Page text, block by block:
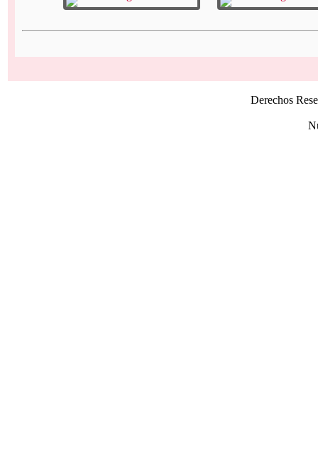
Derechos